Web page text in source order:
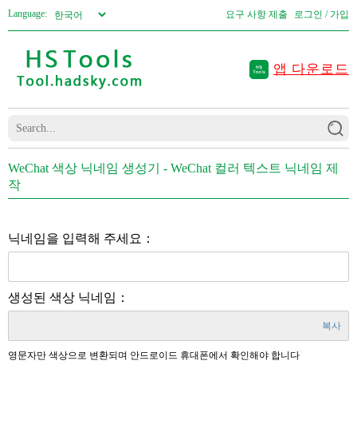
Language: 요구 사항 제출 로그인 / 가입
앱 다운로드
WeChat 색상 닉네임 생성기 - WeChat 컬러 텍스트 닉네임 제
작
닉네임을 입력해 주세요：
생성된 색상 닉네임：
복사
영문자만 색상으로 변환되며 안드로이드 휴대폰에서 확인해야 합니다